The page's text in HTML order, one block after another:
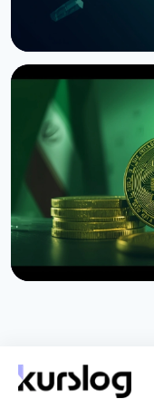
НОВОСТЬ
SEC
из-за иска CME
3 августа 2026 г. 4 мин
1 августа 2026 г.4 мин